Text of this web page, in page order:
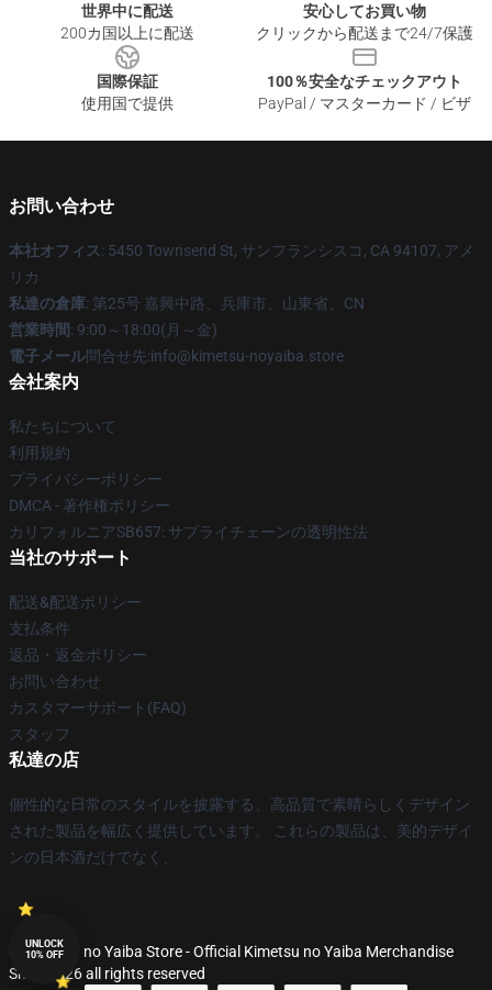
世界中に配送
200カ国以上に配送
安心してお買い物
クリックから配送まで24/7保護
国際保証
使用国で提供
100％安全なチェックアウト
PayPal / マスターカード / ビザ
お問い合わせ
本社オフィス: 5450 Townsend St, サンフランシスコ, CA 94107, アメ
リカ
私達の倉庫: 第25号 嘉興中路、兵庫市、山東省、CN
営業時間: 9:00～18:00(月～金)
電子メール問合せ先:info@kimetsu-noyaiba.store
会社案内
私たちについて
利用規約
プライバシーポリシー
DMCA - 著作権ポリシー
カリフォルニアSB657: サプライチェーンの透明性法
当社のサポート
配送&配送ポリシー
支払条件
返品・返金ポリシー
お問い合わせ
カスタマーサポート(FAQ)
スタッフ
私達の店
個性的な日常のスタイルを披露する、高品質で素晴らしくデザイン
された製品を幅広く提供しています。 これらの製品は、美的デザイ
ンの日本酒だけでなく、
© Kimetsu no Yaiba Store - Official Kimetsu no Yaiba Merchandise
Shop 2026 all rights reserved
UNLOCK
10% OFF